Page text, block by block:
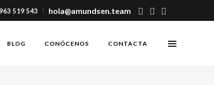
519 543 hola@amundsen.team
BLOG CONÓCENOS CONTACTA